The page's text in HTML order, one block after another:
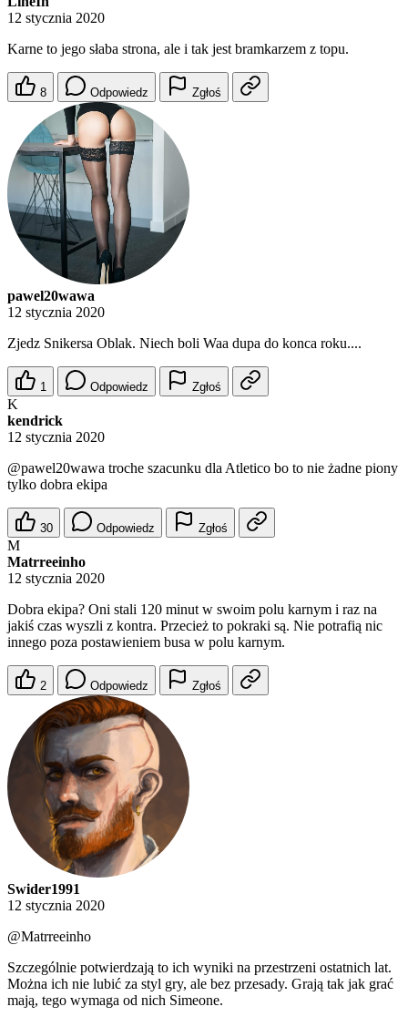
12 stycznia 2020
Karne to jego słaba strona, ale i tak jest bramkarzem z topu.
8 Odpowiedz Zgłoś
pawel20wawa
12 stycznia 2020
Zjedz Snikersa Oblak. Niech boli Waa dupa do konca roku....
1 Odpowiedz Zgłoś
K
kendrick
12 stycznia 2020
@pawel20wawa troche szacunku dla Atletico bo to nie żadne piony
tylko dobra ekipa
30 Odpowiedz Zgłoś
M
Matrreeinho
12 stycznia 2020
Dobra ekipa? Oni stali 120 minut w swoim polu karnym i raz na
jakiś czas wyszli z kontra. Przecież to pokraki są. Nie potrafią nic
innego poza postawieniem busa w polu karnym.
2 Odpowiedz Zgłoś
Swider1991
12 stycznia 2020
@Matrreeinho
Szczególnie potwierdzają to ich wyniki na przestrzeni ostatnich lat.
Można ich nie lubić za styl gry, ale bez przesady. Grają tak jak grać
mają, tego wymaga od nich Simeone.